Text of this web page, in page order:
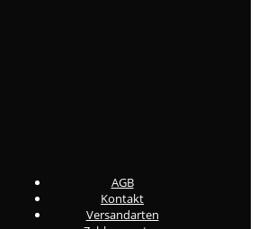
AGB
Kontakt
Versandarten